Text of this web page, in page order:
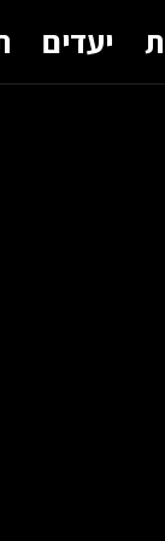
יעדים